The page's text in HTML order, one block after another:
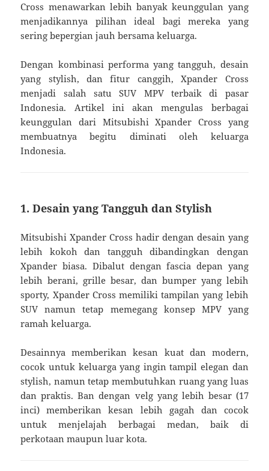
Cross menawarkan lebih banyak keunggulan yang
menjadikannya pilihan ideal bagi mereka yang
sering bepergian jauh bersama keluarga.
Dengan kombinasi performa yang tangguh, desain
yang stylish, dan fitur canggih, Xpander Cross
menjadi salah satu SUV MPV terbaik di pasar
Indonesia. Artikel ini akan mengulas berbagai
keunggulan dari Mitsubishi Xpander Cross yang
membuatnya begitu diminati oleh keluarga
Indonesia.
1. Desain yang Tangguh dan Stylish
Mitsubishi Xpander Cross hadir dengan desain yang
lebih kokoh dan tangguh dibandingkan dengan
Xpander biasa. Dibalut dengan fascia depan yang
lebih berani, grille besar, dan bumper yang lebih
sporty, Xpander Cross memiliki tampilan yang lebih
SUV namun tetap memegang konsep MPV yang
ramah keluarga.
Desainnya memberikan kesan kuat dan modern,
cocok untuk keluarga yang ingin tampil elegan dan
stylish, namun tetap membutuhkan ruang yang luas
dan praktis. Ban dengan velg yang lebih besar (17
inci) memberikan kesan lebih gagah dan cocok
untuk menjelajah berbagai medan, baik di
perkotaan maupun luar kota.